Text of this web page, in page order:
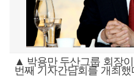
▲ 박용만 두산그룹 회장
번째 기자간담회를 개최했